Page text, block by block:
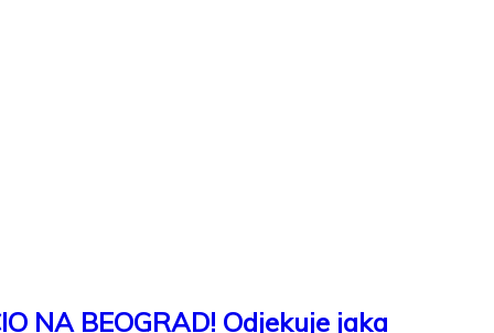
NA BEOGRAD! Odjekuje jaka